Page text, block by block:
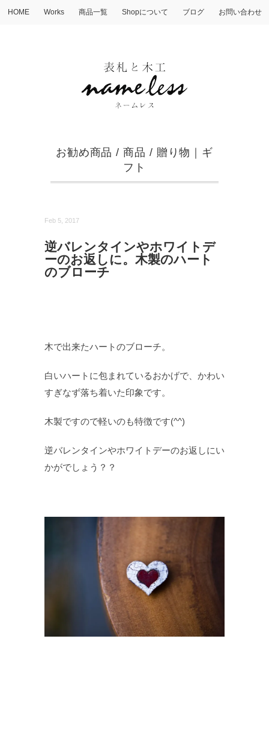
HOME Works 商品一覧 Shopについて ブログ お問い合わせ
お勧め商品 /商品 / 贈り物｜ギ
フト
Feb 5, 2017
逆バレンタインやホワイトデ
ーのお返しに。木製のハート
のブローチ
木で出来たハートのブローチ。
白いハートに包まれているおかげで、かわい
すぎなず落ち着いた印象です。
木製ですので軽いのも特徴です(^^)
逆バレンタインやホワイトデーのお返しにい
かがでしょう？？